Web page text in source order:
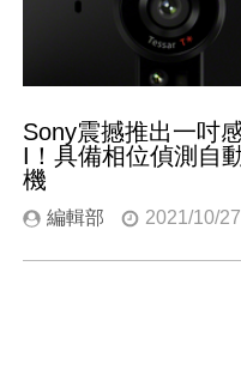
Sony震撼推出一吋
I！具備相位偵測自
機
編輯部 2021/10/